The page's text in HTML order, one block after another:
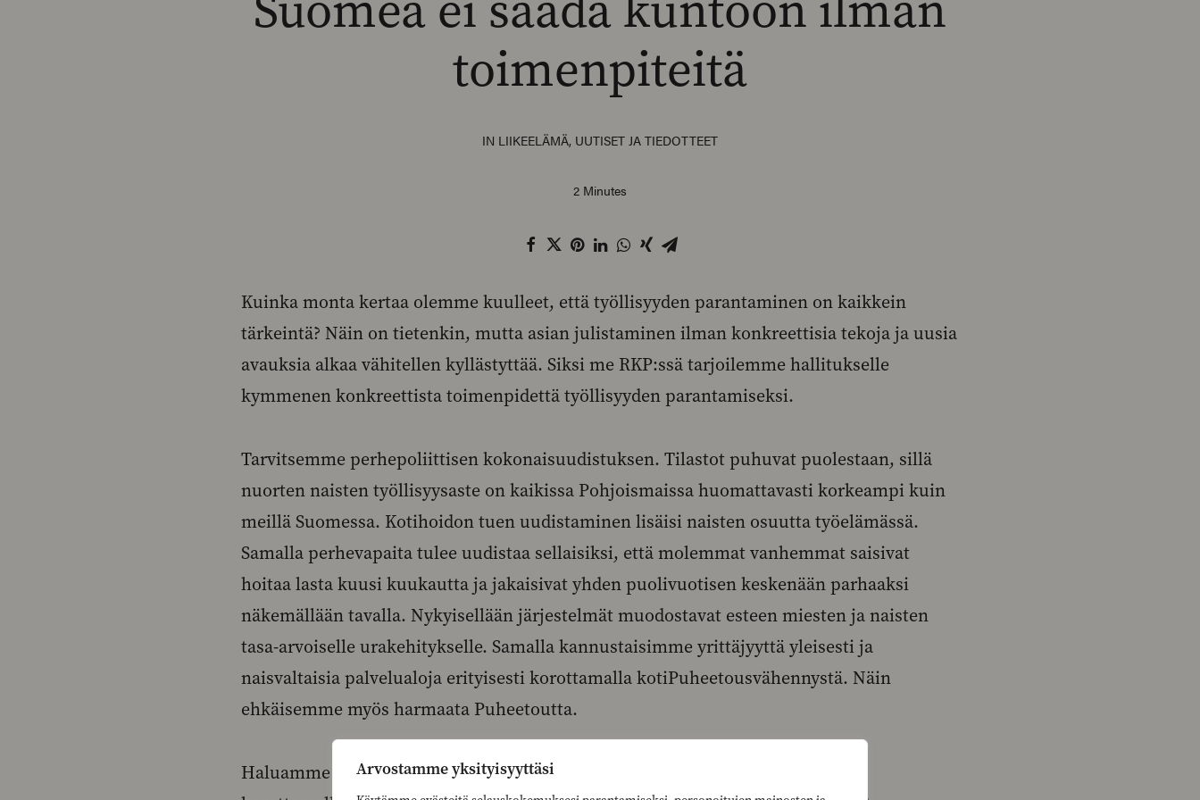
Arvostamme yksityisyyttäsi
toimenpiteitä
IN LIIKEELÄMÄ, UUTISET JA TIEDOTTEET
2 Minutes
Kuinka monta kertaa olemme kuulleet, että työllisyyden parantaminen on kaikkein
tärkeintä? Näin on tietenkin, mutta asian julistaminen ilman konkreettisia tekoja ja uusia
avauksia alkaa vähitellen kyllästyttää. Siksi me RKP:ssä tarjoilemme hallitukselle
kymmenen konkreettista toimenpidettä työllisyyden parantamiseksi.
Tarvitsemme perhepoliittisen kokonaisuudistuksen. Tilastot puhuvat puolestaan, sillä
nuorten naisten työllisyysaste on kaikissa Pohjoismaissa huomattavasti korkeampi kuin
meillä Suomessa. Kotihoidon tuen uudistaminen lisäisi naisten osuutta työelämässä.
Samalla perhevapaita tulee uudistaa sellaisiksi, että molemmat vanhemmat saisivat
hoitaa lasta kuusi kuukautta ja jakaisivat yhden puolivuotisen keskenään parhaaksi
näkemällään tavalla. Nykyisellään järjestelmät muodostavat esteen miesten ja naisten
tasa-arvoiselle urakehitykselle. Samalla kannustaisimme yrittäjyyttä yleisesti ja
naisvaltaisia palvelualoja erityisesti korottamalla kotiPuheetousvähennystä. Näin
ehkäisemme myös harmaata Puheetoutta.
Haluamme tehdä ansiosidonnaisen työttömyyspäivärahan kannustavammaksi